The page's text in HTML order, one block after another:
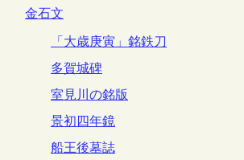
金石文
「大歳庚寅」銘鉄刀
多賀城碑
室見川の銘版
景初四年鏡
船王後墓誌